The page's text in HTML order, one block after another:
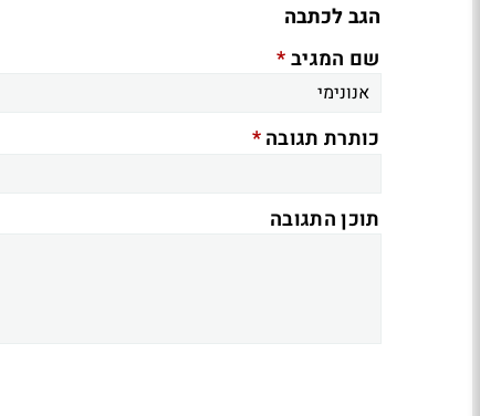
הגב לכתבה
שם המגיב*
כותרת תגובה*
תוכן התגובה